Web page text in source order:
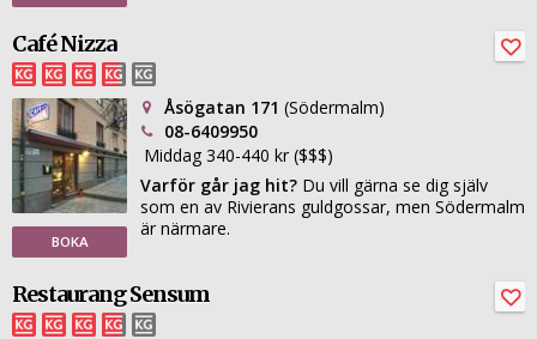
Café Nizza
BOKA
Åsögatan 171 (Södermalm)
08-6409950
Middag 340-440 kr ($$$)
Varför går jag hit? Du vill gärna se dig själv
som en av Rivierans guldgossar, men Södermalm
är närmare.
Restaurang Sensum